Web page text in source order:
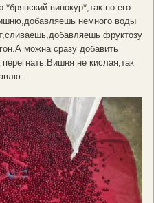
винокур*,так по его
немного воды
фруктозу
можна сразу добавить
не кислая,так